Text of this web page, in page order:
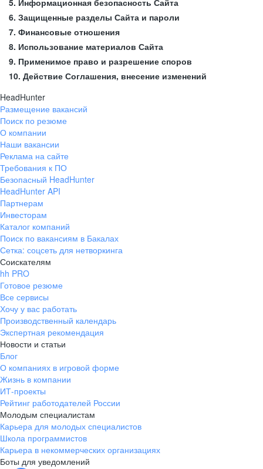
5. Информационная безопасность Сайта
6. Защищенные разделы Сайта и пароли
7. Финансовые отношения
8. Использование материалов Сайта
9. Применимое право и разрешение споров
10. Действие Соглашения, внесение изменений
HeadHunter
Размещение вакансий
Поиск по резюме
О компании
Наши вакансии
Реклама на сайте
Требования к ПО
Безопасный HeadHunter
HeadHunter API
Партнерам
Инвесторам
Каталог компаний
Поиск по вакансиям в Бакалах
Сетка: соцсеть для нетворкинга
Соискателям
hh PRO
Готовое резюме
Все сервисы
Хочу у вас работать
Производственный календарь
Экспертная рекомендация
Новости и статьи
Блог
О компаниях в игровой форме
Жизнь в компании
ИТ-проекты
Рейтинг работодателей России
Молодым специалистам
Карьера для молодых специалистов
Школа программистов
Карьера в некоммерческих организациях
Боты для уведомлений